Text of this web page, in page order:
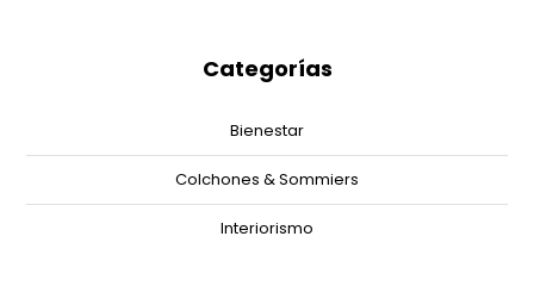
Categorías
Bienestar
Colchones & Sommiers
Interiorismo